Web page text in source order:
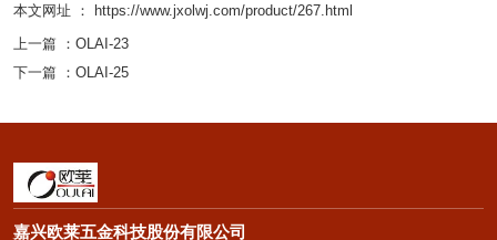
本文网址 ： https://www.jxolwj.com/product/267.html
上一篇 ： OLAI-23
下一篇 ： OLAI-25
嘉兴欧莱五金科技股份有限公司